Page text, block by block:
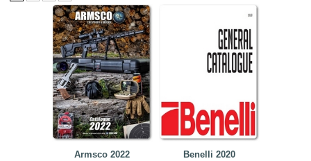
Armsco 2022 Benelli 2020